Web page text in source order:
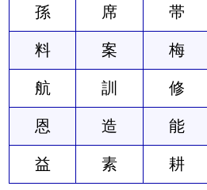
孫 席 帯
料 案 梅
航 訓 修
恩 造 能
益 素 耕